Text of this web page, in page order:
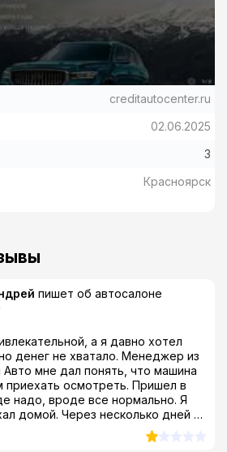
creditautocenter.ru
02.06.2025
3
Красноярск
пишет об автосалоне
а я давно хотел
не хватало. Менеджер из
Авто мне дал понять, что машина
приехать осмотреть. Пришел в
надо, вроде все нормально. Я
домой. Через несколько дней у
электрика, по гарантии в этом
отказались, сказали что это